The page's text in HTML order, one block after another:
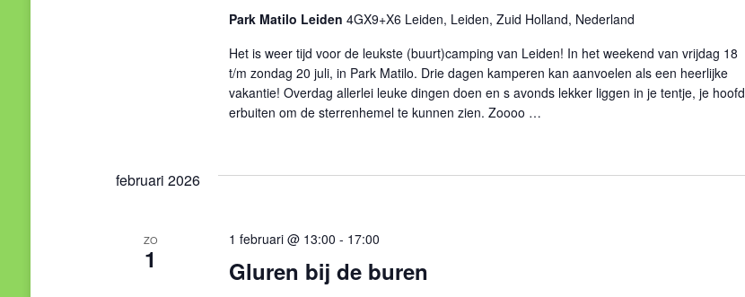
Park Matilo Leiden 4GX9+X6 Leiden, Leiden, Zuid Holland, Nederland
Het is weer tijd voor de leukste (buurt)camping van Leiden! In het weekend van vrijdag 18
t/m zondag 20 juli, in Park Matilo. Drie dagen kamperen kan aanvoelen als een heerlijke
vakantie! Overdag allerlei leuke dingen doen en s avonds lekker liggen in je tentje, je hoofd
erbuiten om de sterrenhemel te kunnen zien. Zoooo …
februari 2026
ZO
1 Gluren bij de buren
1 februari @ 13:00 - 17:00